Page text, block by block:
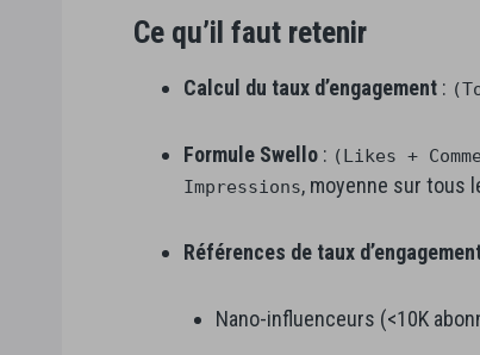
Ce qu’il faut retenir
Calcul du taux d’engagement :
Formule Swello : (Likes +
Impressions, moyenne sur tous
Références de taux
Nano-influenceurs (<10K